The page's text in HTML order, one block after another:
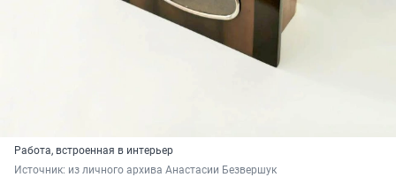
Работа, встроенная в интерьер
Источник: из личного архива Анастасии Безвершук